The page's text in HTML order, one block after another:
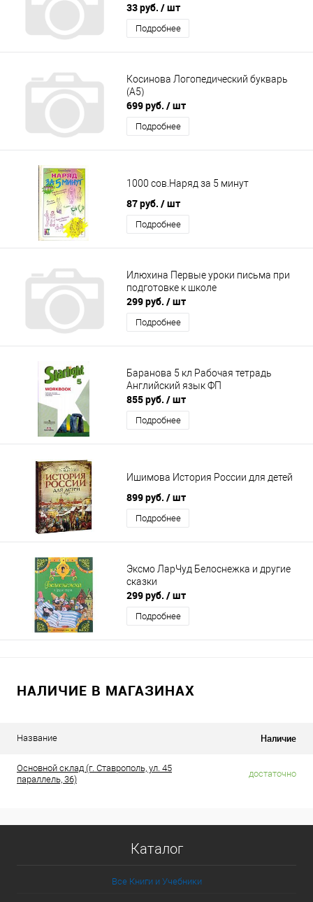
33 руб. / шт
Подробнее
Косинова Логопедический букварь
(А5)
699 руб. / шт
Подробнее
1000 сов.Наряд за 5 минут
87 руб. / шт
Подробнее
Илюхина Первые уроки письма при
подготовке к школе
299 руб. / шт
Подробнее
Баранова 5 кл Рабочая тетрадь
Английский язык ФП
855 руб. / шт
Подробнее
Ишимова История России для детей
899 руб. / шт
Подробнее
Эксмо ЛарЧуд Белоснежка и другие
сказки
299 руб. / шт
Подробнее
НАЛИЧИЕ В МАГАЗИНАХ
Название Наличие
Основной склад (г. Ставрополь, ул. 45
параллель, 36)
достаточно
Каталог
Все Книги и Учебники